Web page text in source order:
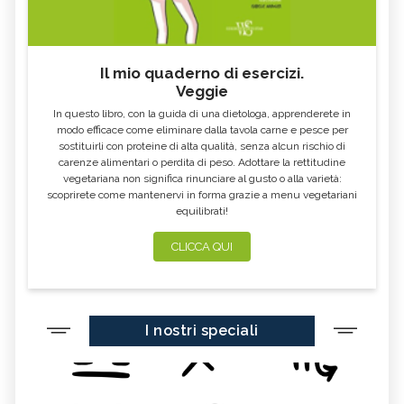
SCABBIA
VITILIGINE
SINUSITE CANDIDA
MONONUCLEOSI CANDIDA AURIS
CHERATOSI HERPES
OZONOTERAPIA RETTALE
SONNO DEL NEONATO E DEL
BAMBINO
LE ORE DA DEDICARE AL SONNO
Il mio quaderno di esercizi.
Veggie
In questo libro, con la guida di una dietologa, apprenderete in
modo efficace come eliminare dalla tavola carne e pesce per
sostituirli con proteine di alta qualità, senza alcun rischio di
carenze alimentari o perdita di peso. Adottare la rettitudine
vegetariana non significa rinunciare al gusto o alla varietà:
scoprirete come mantenervi in forma grazie a menu vegetariani
equilibrati!
CLICCA QUI
I nostri speciali